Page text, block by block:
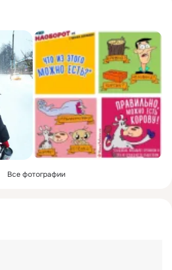
Все фотографии